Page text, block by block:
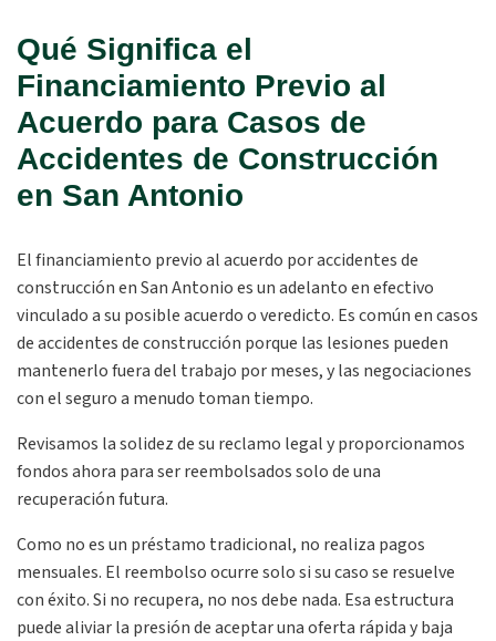
Qué Significa el
Financiamiento Previo al
Acuerdo para Casos de
Accidentes de Construcción
en San Antonio
El financiamiento previo al acuerdo por accidentes de
construcción en San Antonio es un adelanto en efectivo
vinculado a su posible acuerdo o veredicto. Es común en casos
de accidentes de construcción porque las lesiones pueden
mantenerlo fuera del trabajo por meses, y las negociaciones
con el seguro a menudo toman tiempo.
Revisamos la solidez de su reclamo legal y proporcionamos
fondos ahora para ser reembolsados solo de una
recuperación futura.
Como no es un préstamo tradicional, no realiza pagos
mensuales. El reembolso ocurre solo si su caso se resuelve
con éxito. Si no recupera, no nos debe nada. Esa estructura
puede aliviar la presión de aceptar una oferta rápida y baja